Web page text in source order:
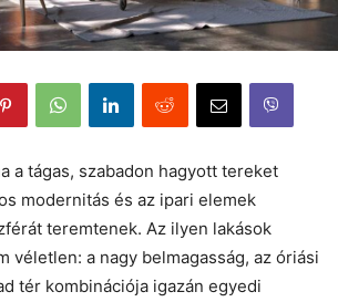
a tágas, szabadon hagyott tereket
modernitás és az ipari elemek
teremtenek. Az ilyen lakások
véletlen: a nagy belmagasság, az óriási
tér kombinációja igazán egyedi